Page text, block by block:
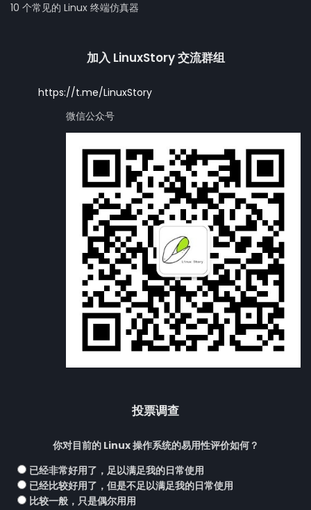
10 个常见的 Linux 终端仿真器
加入 LinuxStory 交流群组
https://t.me/LinuxStory
微信公众号
投票调查
你对目前的 Linux 操作系统的易用性评价如何？
已经非常好用了，足以满足我的日常使用
已经比较好用了，但是不足以满足我的日常使用
比较一般，只是偶尔用用